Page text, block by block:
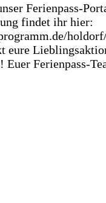
Ferienpass-
findet ihr hier:
eure
Ferienpass-